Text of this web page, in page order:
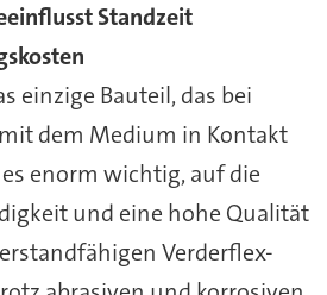
Standzeit
einzige Bauteil, das bei
dem Medium in Kontakt
enorm wichtig, auf die
und eine hohe Qualität
Verderflex-